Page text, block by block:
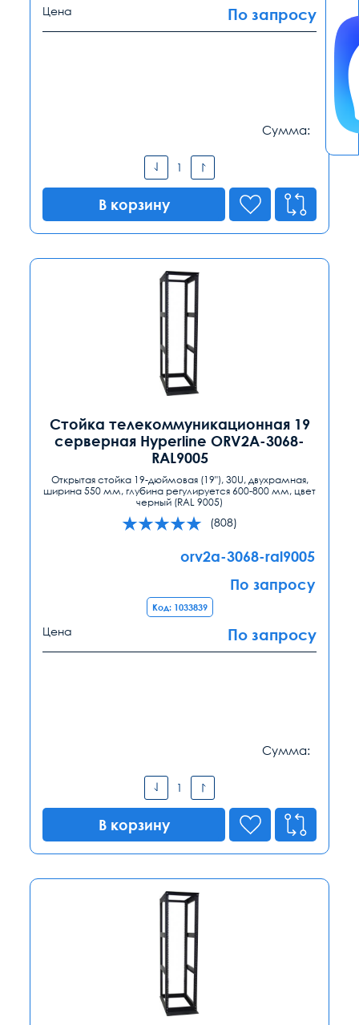
Цена По запросу
Сумма:
В корзину
Стойка телекоммуникационная 19
серверная Hyperline ORV2A-3068-
RAL9005
Открытая стойка 19-дюймовая (19"), 30U, двухрамная,
ширина 550 мм, глубина регулируется 600-800 мм, цвет
черный (RAL 9005)
(808)
orv2a-3068-ral9005
По запросу
Код: 1033839
Цена По запросу
Сумма:
В корзину